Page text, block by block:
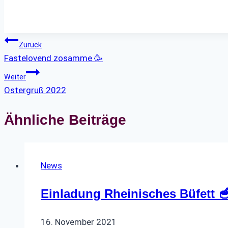
Beitragsnavigation
Zurück
Fastelovend zosamme 🥳
Weiter
Ostergruß 2022
Ähnliche Beiträge
News
Einladung Rheinisches Büfett
16. November 2021